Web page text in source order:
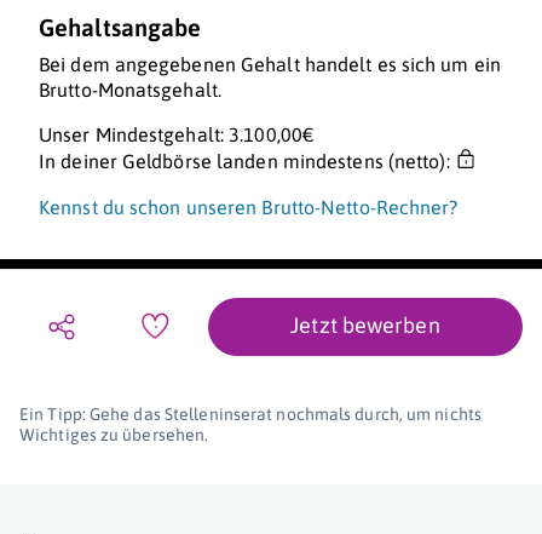
Gehaltsangabe
Bei dem angegebenen Gehalt handelt es sich um ein
Brutto-Monatsgehalt.
Unser Mindestgehalt: 3.100,00€
In deiner Geldbörse landen mindestens (netto):
Kennst du schon unseren Brutto-Netto-Rechner?
Jetzt bewerben
Ein Tipp: Gehe das Stelleninserat nochmals durch, um nichts
Wichtiges zu übersehen.